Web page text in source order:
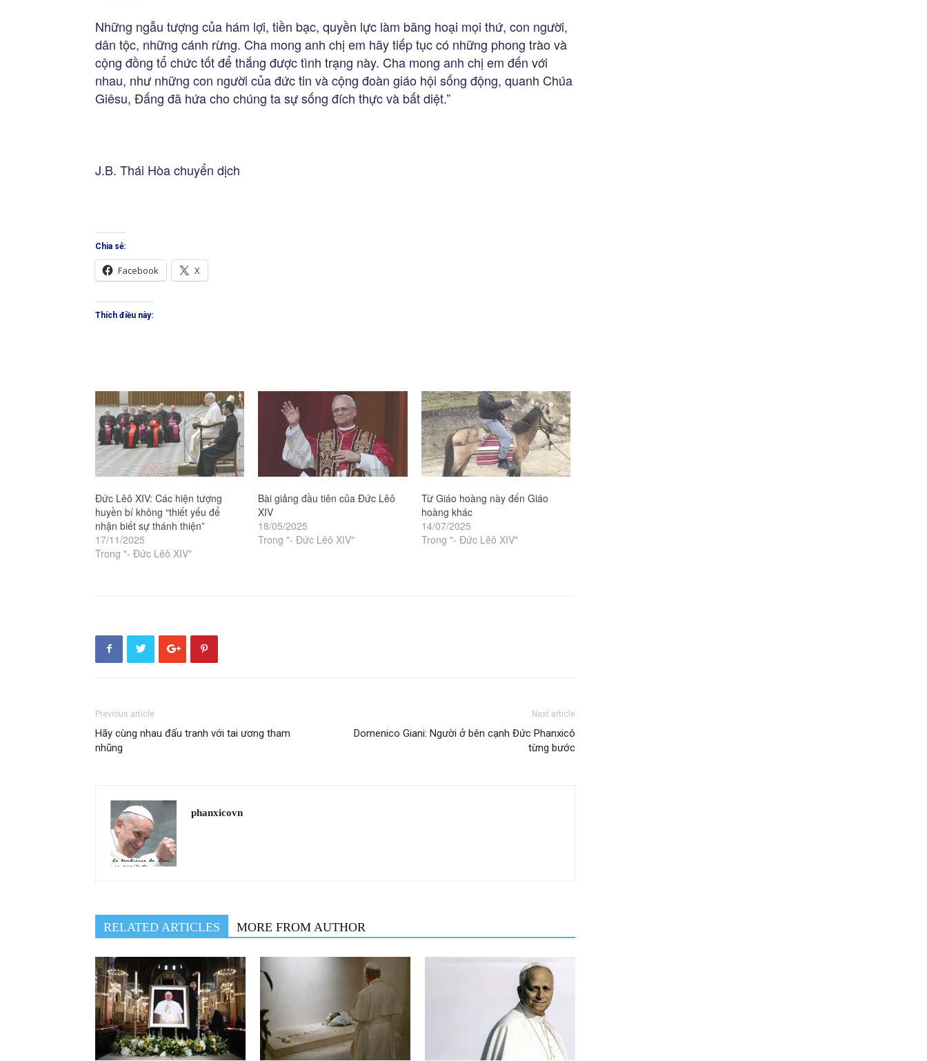
Những ngẫu tượng của hám lợi, tiền bạc, quyền lực làm băng hoại mọi thứ, con người,
dân tộc, những cánh rừng. Cha mong anh chị em hãy tiếp tục có những phong trào và
cộng đồng tổ chức tốt để thắng được tình trạng này. Cha mong anh chị em đến với
nhau, như những con người của đức tin và cộng đoàn giáo hội sống động, quanh Chúa
Giêsu, Đấng đã hứa cho chúng ta sự sống đích thực và bất diệt.”
J.B. Thái Hòa chuyển dịch
Chia sẻ:
Facebook X
Thích điều này:
Đức Lêô XIV: Các hiện tượng
huyền bí không “thiết yếu để
nhận biết sự thánh thiện”
17/11/2025
Trong "- Đức Lêô XIV"
Bài giảng đầu tiên của Đức Lêô
XIV
18/05/2025
Trong "- Đức Lêô XIV"
Từ Giáo hoàng này đến Giáo
hoàng khác
14/07/2025
Trong "- Đức Lêô XIV"
Previous article
Hãy cùng nhau đấu tranh với tai ương tham
nhũng
Next article
Domenico Giani: Người ở bên cạnh Đức Phanxicô
từng bước
phanxicovn
RELATED ARTICLES MORE FROM AUTHOR